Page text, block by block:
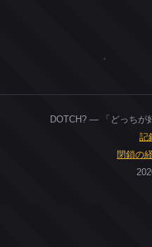
DOTCH? — 「どっちが
記
閉鎖の